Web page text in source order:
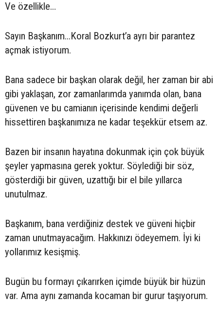
Ve özellikle…
Sayın Başkanım...Koral Bozkurt’a ayrı bir parantez
açmak istiyorum.
Bana sadece bir başkan olarak değil, her zaman bir abi
gibi yaklaşan, zor zamanlarımda yanımda olan, bana
güvenen ve bu camianın içerisinde kendimi değerli
hissettiren başkanımıza ne kadar teşekkür etsem az.
Bazen bir insanın hayatına dokunmak için çok büyük
şeyler yapmasına gerek yoktur. Söylediği bir söz,
gösterdiği bir güven, uzattığı bir el bile yıllarca
unutulmaz.
Başkanım, bana verdiğiniz destek ve güveni hiçbir
zaman unutmayacağım. Hakkınızı ödeyemem. İyi ki
yollarımız kesişmiş.
Bugün bu formayı çıkarırken içimde büyük bir hüzün
var. Ama aynı zamanda kocaman bir gurur taşıyorum.